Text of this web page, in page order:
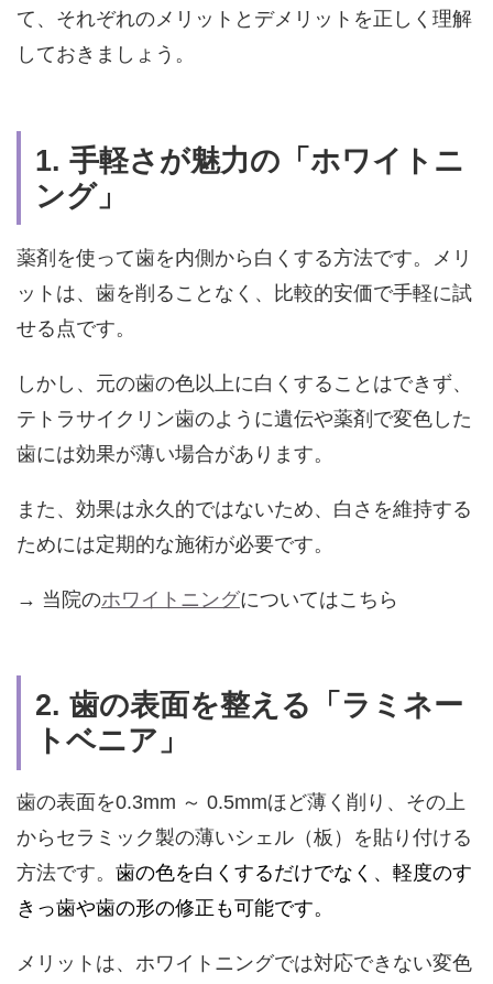
て、それぞれのメリットとデメリットを正しく理解
しておきましょう。
1.手軽さが魅力の「ホワイトニ
ング」
薬剤を使って歯を内側から白くする方法です。メリ
ットは、歯を削ることなく、比較的安価で手軽に試
せる点です。
しかし、元の歯の色以上に白くすることはできず、
テトラサイクリン歯のように遺伝や薬剤で変色した
歯には効果が薄い場合があります。
また、効果は永久的ではないため、白さを維持する
ためには定期的な施術が必要です。
→ 当院のホワイトニングについてはこちら
2.歯の表面を整える「ラミネー
トベニア」
歯の表面を0.3mm ～ 0.5mmほど薄く削り、その上
からセラミック製の薄いシェル（板）を貼り付ける
方法です。 歯の色を白くするだけでなく、軽度のす
きっ歯や歯の形の修正も可能です。
メリットは、ホワイトニングでは対応できない変色